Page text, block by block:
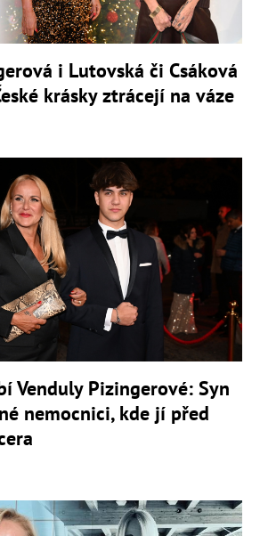
i Lutovská či Csáková
krásky ztrácejí na váze
Venduly Pizingerové: Syn
nemocnici, kde jí před